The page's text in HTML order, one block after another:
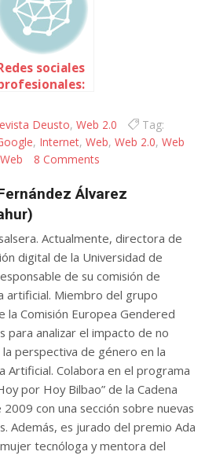
sociales
sirve
cosas
serias…
Deusto, Web 2.0
Tag:
, Internet, Web, Web 2.0, Web
8 Comments
Álvarez
Actualmente, directora de
digital de la Universidad de
de su comisión de
artificial. Miembro del grupo
la Comisión Europea Gendered
para analizar el impacto de no
perspectiva de género en la
Artificial. Colabora en el programa
por Hoy Bilbao” de la Cadena
2009 con una sección sobre nuevas
Además, es jurado del premio Ada
tecnóloga y mentora del